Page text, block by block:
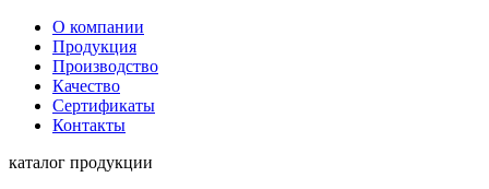
О компании
Продукция
Производство
Качество
Сертификаты
Контакты
каталог продукции